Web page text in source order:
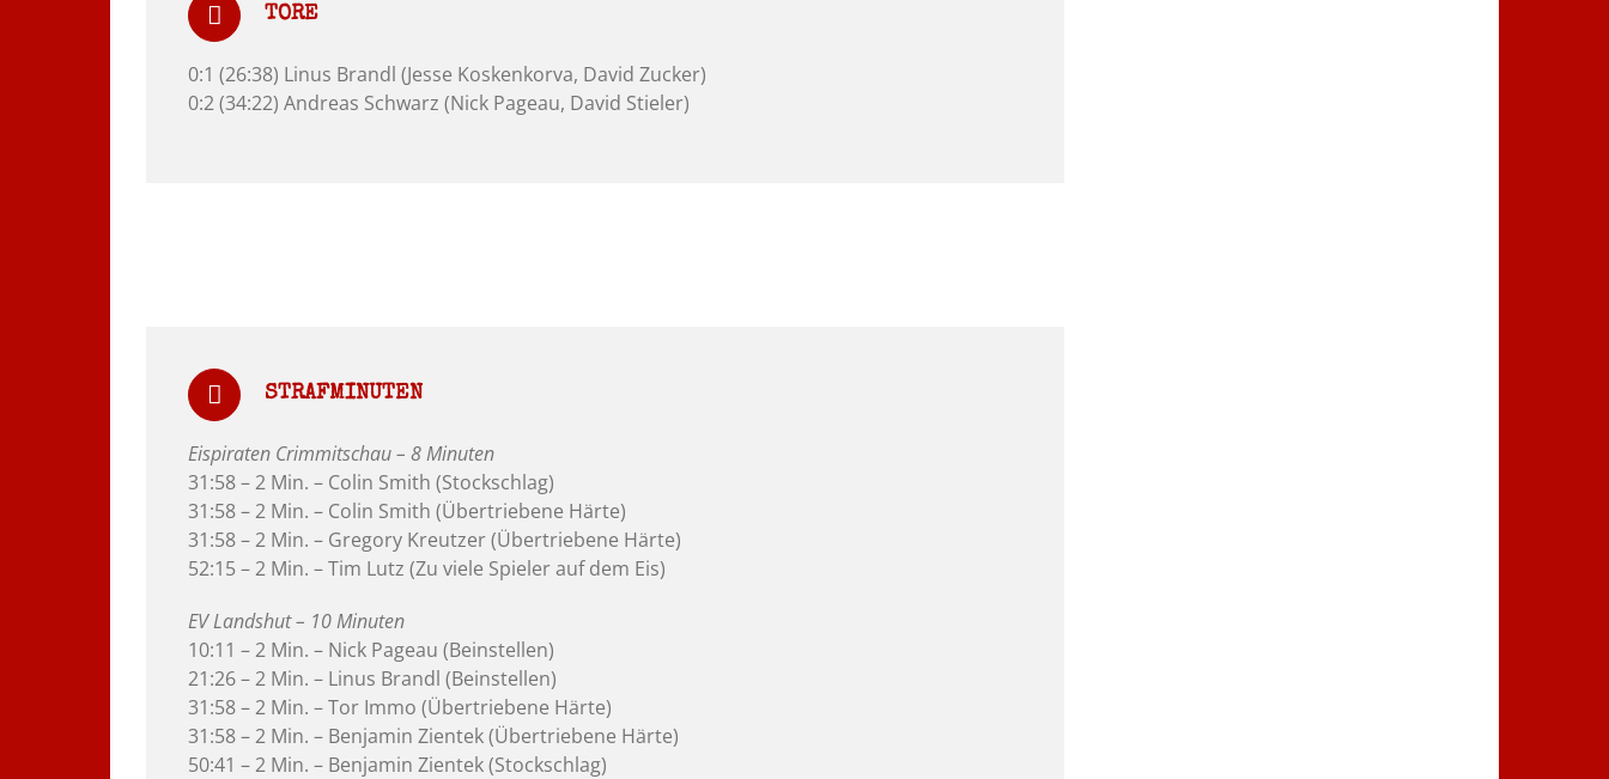
TORE
0:1 (26:38) Linus Brandl (Jesse Koskenkorva, David Zucker)
0:2 (34:22) Andreas Schwarz (Nick Pageau, David Stieler)
STRAFMINUTEN
Eispiraten Crimmitschau – 8 Minuten
31:58 – 2 Min. – Colin Smith (Stockschlag)
31:58 – 2 Min. – Colin Smith (Übertriebene Härte)
31:58 – 2 Min. – Gregory Kreutzer (Übertriebene Härte)
52:15 – 2 Min. – Tim Lutz (Zu viele Spieler auf dem Eis)
EV Landshut – 10 Minuten
10:11 – 2 Min. – Nick Pageau (Beinstellen)
21:26 – 2 Min. – Linus Brandl (Beinstellen)
31:58 – 2 Min. – Tor Immo (Übertriebene Härte)
31:58 – 2 Min. – Benjamin Zientek (Übertriebene Härte)
50:41 – 2 Min. – Benjamin Zientek (Stockschlag)